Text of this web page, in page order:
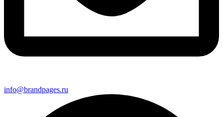
info@brandpages.ru